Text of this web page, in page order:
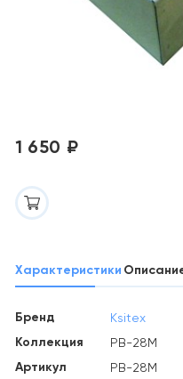
1 650 ₽
Характеристики
Бренд Ksitex
Коллекция PB-28M
Артикул
PB-28M